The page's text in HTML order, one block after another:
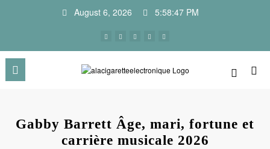
August 6, 2026 5:58:47 PM
Gabby Barrett Âge, mari, fortune et
carrière musicale 2026